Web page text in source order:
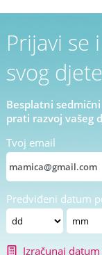
Prijavi se
svog
Besplatni
prati razvoj vašeg
Tvoj email
Predviđeni datum
Izračunaj